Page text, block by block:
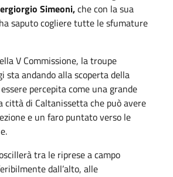
Simeoni,che con la sua
saputo cogliere tutte le sfumature
V Commissione, la troupe
sta andando alla scoperta della
percepita come una grande
città di Caltanissetta che può avere
e un faro puntato verso le
tra le riprese a campo
dall’alto, alle